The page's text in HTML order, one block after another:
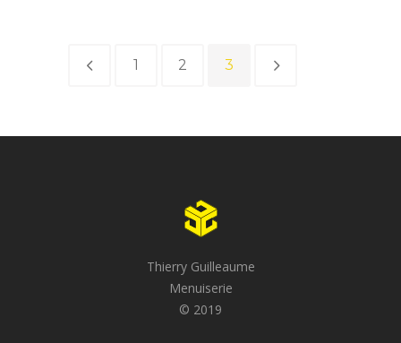
1 2 3
Thierry Guilleaume
Menuiserie
© 2019